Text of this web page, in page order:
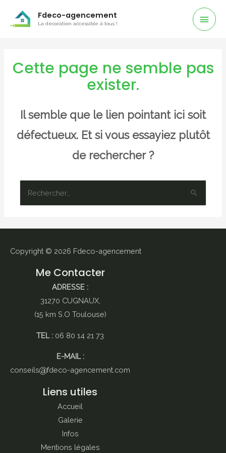
Fdeco-agencement
La décoration accessible à tous !
Cette page ne semble pas
exister.
Il semble que le lien pointant ici soit
défectueux. Et si vous essayiez plutôt
de rechercher ?
Copyright © 2026 Fdeco-agencement
Me Contacter
ADRESSE :
31270 CUGNAUX,
(15 km S.O Toulouse)
TEL : 06 80 14 21 73
E-MAIL :
conseils
fdeco-agencement.com
Liens utiles
Accueil
Galerie
Infos
Mentions légales